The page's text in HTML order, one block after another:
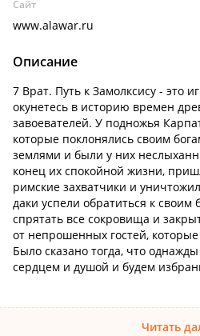
Сайт
www.alawar.ru
Описание
7 Врат. Путь к Замолксису - это
окунетесь в историю времен
завоевателей. У подножья
которые поклонялись своим
землями и были у них
конец их спокойной жизни,
римские захватчики и
даки успели обратиться к своим
спрятать все сокровища и
от непрошенных гостей,
Было сказано тогда, что
сердцем и душой и будем
Читать